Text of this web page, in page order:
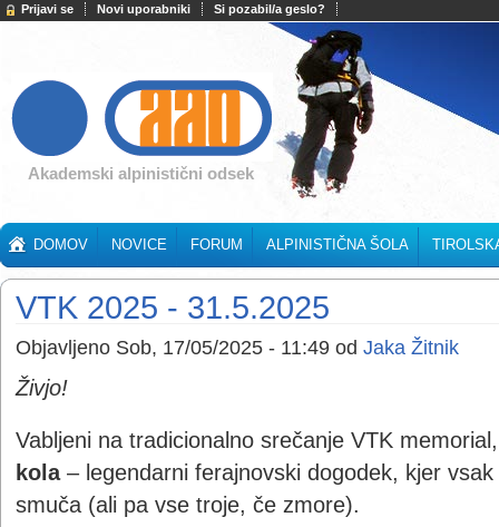
Prijavi se Novi uporabniki Si pozabil/a geslo?
Akademski alpinistični odsek
DOMOV NOVICE FORUM ALPINISTIČNA ŠOLA
VTK 2025 - 31.5.2025
Objavljeno Sob, 17/05/2025 - 11:49 od Jaka Žitnik
Živjo!
Vabljeni na tradicionalno srečanje VTK
kola– legendarni ferajnovski dogodek, kjer
smuča (ali pa vse troje, če zmore).